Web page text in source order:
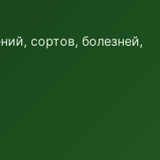
сортов, болезней,